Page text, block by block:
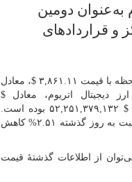
به‌عنوان دومین
و قراردادهای
به گزارش اقتصاد آنلاین به نقل از رمزارز نیوز، هر واحد اتریوم (ETH) در این لحظه با قیمت ۳,۸۶۱.۱۱ $، معادل
ارز دیجیتال اتریوم، معادل $
۴۶۶,۱۵۴,۲۴۶,۲۰۹ است. حجم معاملات ۲۴ ساعت اخیر این ارز دیجیتال نیز $ ۵۲,۲۵۱,۳۷۹,۱۳۲ بوده است.
همچنین باتوجه به نوسانات این رمزارز در ۲۴ ساعت گذشته، قیمت این ارز نسبت به روز گذشته ۲.۵۱% کاهش
از اطلاعات گذشتۀ قیمت